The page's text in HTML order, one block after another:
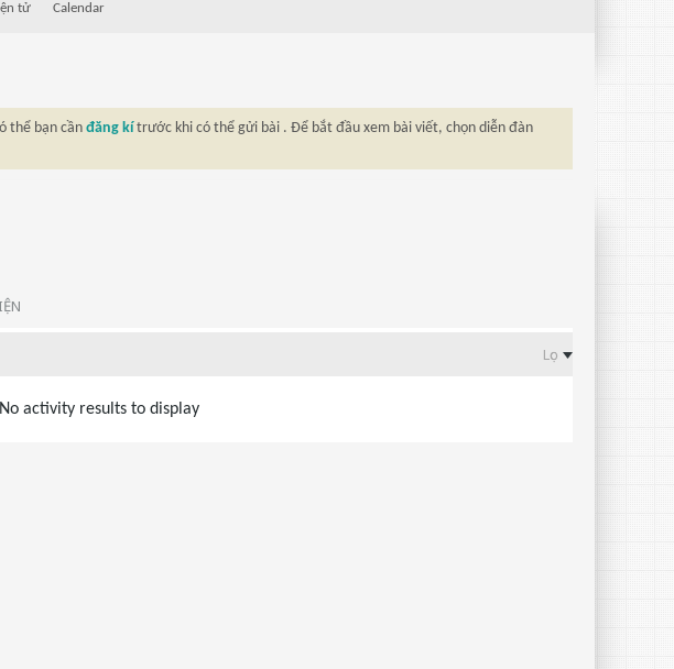
tử Calendar
thể bạn cần đăng kí trước khi có thể gửi bài . Để bắt đầu xem bài viết, chọn diễn đàn
Lọc
No activity results to display